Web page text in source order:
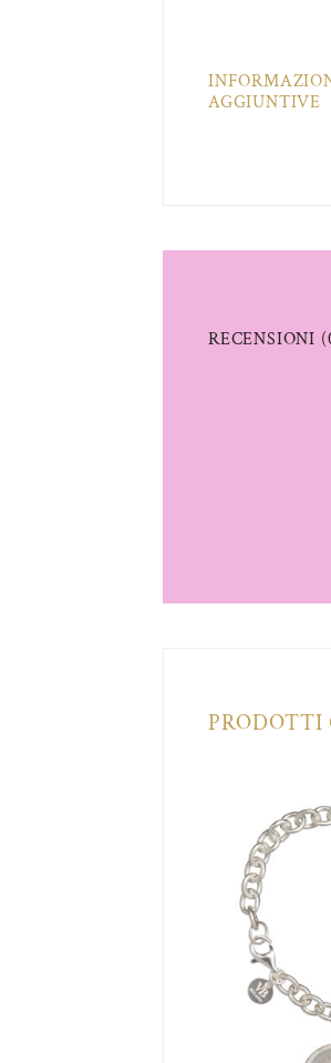
AGGIUNTIVE
RECENSIONI
PRODOTTI